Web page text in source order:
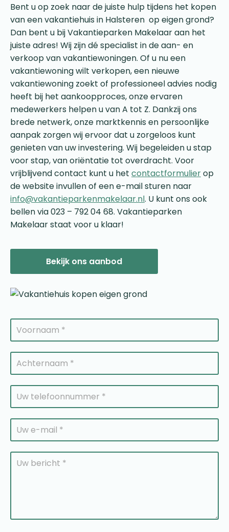
Bent u op zoek naar de juiste hulp tijdens het kopen
van een vakantiehuis in Halsteren op eigen grond?
Dan bent u bij Vakantieparken Makelaar aan het
juiste adres! Wij zijn dé specialist in de aan- en
verkoop van vakantiewoningen. Of u nu een
vakantiewoning wilt verkopen, een nieuwe
vakantiewoning zoekt of professioneel advies nodig
heeft bij het aankoopproces, onze ervaren
medewerkers helpen u van A tot Z. Dankzij ons
brede netwerk, onze marktkennis en persoonlijke
aanpak zorgen wij ervoor dat u zorgeloos kunt
genieten van uw investering. Wij begeleiden u stap
voor stap, van oriëntatie tot overdracht. Voor
vrijblijvend contact kunt u het contactformulierop
de website invullen of een e-mail sturen naar
info@vakantieparkenmakelaar.nl. U kunt ons ook
bellen via 023 – 792 04 68. Vakantieparken
Makelaar staat voor u klaar!
Bekijk ons aanbod